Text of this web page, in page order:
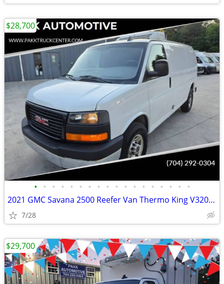
• • • • • • • • • • • • • • • • • •
2021 GMC Savana 2500 Reefer Van Thermo King V320 V-320 MAX w/ Standby
7/28
$28,700
$29,700